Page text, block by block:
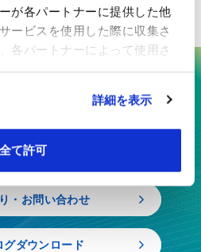
が各パートナーに提供した他
ービスを使用した際に収集さ
各パートナーによって使用さ
詳細を表示
全て許可
技術で、最先端の
、開発から製造まで一貫対応
・お問い合わせ
グダウンロード